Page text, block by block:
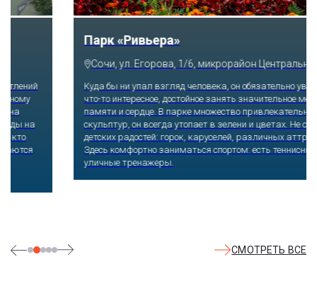
Парк «Ривьера»
Сочи, ул. Егорова, 1/6, микрорайон Центральный
Куда бы ни упал взгляд человека, он обязательно увидит здесь
что-то интересное, достойное занять значительное место в его
памяти и сердце. В парке множество привлекательных
скульптур, он всегда утопает в зелени и цветах. Не сосчитать
детских радостей: горок, каруселей, различных аттракционов.
Здесь комфортно заниматься спортом: есть теннисные корты и
уличные тренажеры.
СМОТРЕТЬ ВСЕ